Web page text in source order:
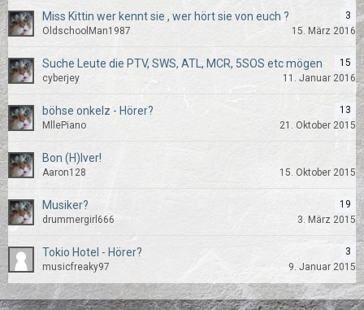
Miss Kittin wer kennt sie , wer hört sie von euch ?
3
OldschoolMan1987
15. März 2016
Suche Leute die PTV, SWS, ATL, MCR, 5SOS etc mögen
15
cyberjey
11. Januar 2016
böhse onkelz - Hörer?
13
MllePiano
21. Oktober 2015
Bon (H)Iver!
Aaron128 15. Oktober 2015
Musiker?
19
drummergirl666
3. März 2015
Tokio Hotel - Hörer?
3
musicfreaky97
9. Januar 2015